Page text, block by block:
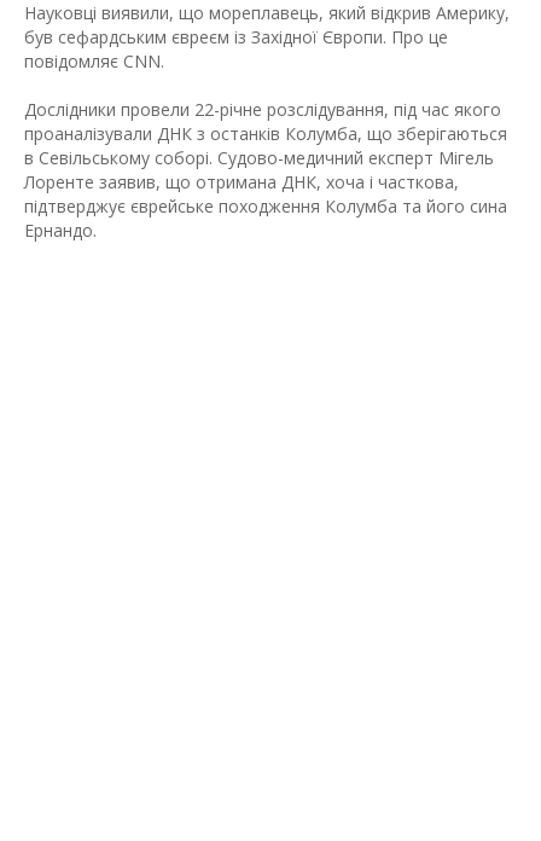
Науковці виявили, що мореплавець, який відкрив Америку,
був сефардським євреєм із Західної Європи. Про це
повідомляє CNN.
Дослідники провели 22-річне розслідування, під час якого
проаналізували ДНК з останків Колумба, що зберігаються
в Севільському соборі. Судово-медичний експерт Мігель
Лоренте заявив, що отримана ДНК, хоча і часткова,
підтверджує єврейське походження Колумба та його сина
Ернандо.